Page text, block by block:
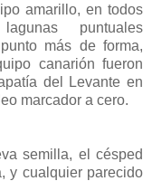
amarillo, en todos
puntuales
más de forma,
canarión fueron
del Levante en
marcador a cero.
semilla, el césped
y cualquier parecido